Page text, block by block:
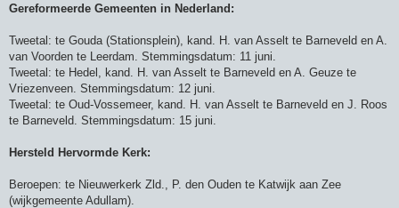
Gereformeerde Gemeenten in Nederland:
Tweetal: te Gouda (Stationsplein), kand. H. van Asselt te Barneveld en A.
van Voorden te Leerdam. Stemmingsdatum: 11 juni.
Tweetal: te Hedel, kand. H. van Asselt te Barneveld en A. Geuze te
Vriezenveen. Stemmingsdatum: 12 juni.
Tweetal: te Oud-Vossemeer, kand. H. van Asselt te Barneveld en J. Roos
te Barneveld. Stemmingsdatum: 15 juni.
Hersteld Hervormde Kerk:
Beroepen: te Nieuwerkerk Zld., P. den Ouden te Katwijk aan Zee
(wijkgemeente Adullam).